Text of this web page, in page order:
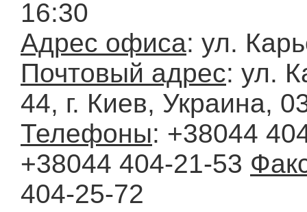
16:30
Адрес офиса: ул.
Почтовый адрес: ул.
44, г. Киев, Украина,
Телефоны: +38044
+38044 404-21-53
404-25-72